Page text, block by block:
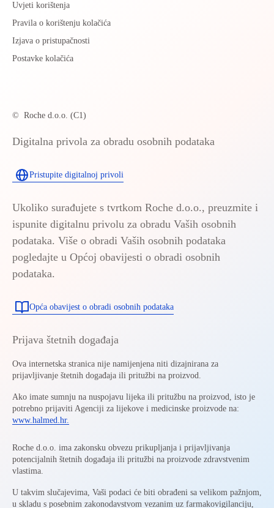
Uvjeti korištenja
Pravila o korištenju kolačića
Izjava o pristupačnosti
Postavke kolačića
© Roche d.o.o. (C1)
Digitalna privola za obradu osobnih podataka
Pristupite digitalnoj privoli
Ukoliko surađujete s tvrtkom Roche d.o.o., preuzmite i
ispunite digitalnu privolu za obradu Vaših osobnih
podataka. Više o obradi Vaših osobnih podataka
pogledajte u Općoj obavijesti o obradi osobnih
podataka.
Opća obavijest o obradi osobnih podataka
Prijava štetnih događaja
Ova internetska stranica nije namijenjena niti dizajnirana za
prijavljivanje štetnih događaja ili pritužbi na proizvod.
Ako imate sumnju na nuspojavu lijeka ili pritužbu na proizvod, isto je
potrebno prijaviti Agenciji za lijekove i medicinske proizvode na:
www.halmed.hr.
Roche d.o.o. ima zakonsku obvezu prikupljanja i prijavljivanja
potencijalnih štetnih događaja ili pritužbi na proizvode zdravstvenim
vlastima.
U takvim slučajevima, Vaši podaci će biti obrađeni sa velikom pažnjom,
u skladu s posebnim zakonodavstvom vezanim uz farmakovigilanciju,